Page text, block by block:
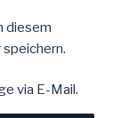
diesem
via E-Mail.